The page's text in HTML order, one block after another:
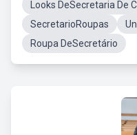
Looks DeSecretaria De
SecretarioRoupas
Roupa DeSecretário